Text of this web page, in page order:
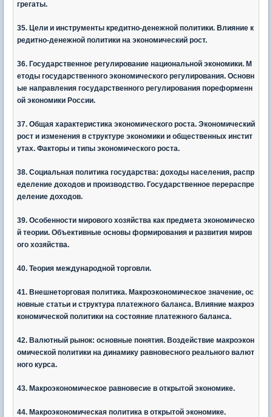
грегаты.
35. Цели и инструменты кредитно-денежной политики. Влияние к
редитно-денежной политики на экономический рост.
36. Государственное регулирование национальной экономики. М
етоды государственного экономического регулирования. Основн
ые направления государственного регулирования пореформенн
ой экономики России.
37. Общая характеристика экономического роста. Экономический
рост и изменения в структуре экономики и общественных инстит
утах. Факторы и типы экономического роста.
38. Социальная политика государства: доходы населения, распр
еделение доходов и производство. Государственное перераспре
деление доходов.
39. Особенности мирового хозяйства как предмета экономическо
й теории. Объективные основы формирования и развития миров
ого хозяйства.
40. Теория международной торговли.
41. Внешнеторговая политика. Макроэкономическое значение, ос
новные статьи и структура платежного баланса. Влияние макроэ
кономической политики на состояние платежного баланса.
42. Валютный рынок: основные понятия. Воздействие макроэкон
омической политики на динамику равновесного реального валют
ного курса.
43. Макроэкономическое равновесие в открытой экономике.
44. Макроэкономическая политика в открытой экономике.